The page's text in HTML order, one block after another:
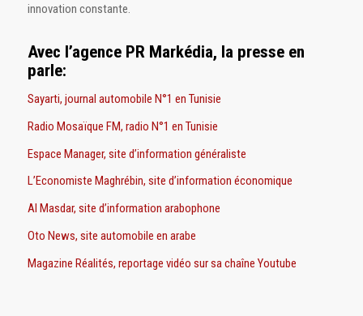
innovation constante.
Avec l’agence PR Markédia, la presse en
parle:
Sayarti, journal automobile N°1 en Tunisie
Radio Mosaïque FM, radio N°1 en Tunisie
Espace Manager, site d’information généraliste
L’Economiste Maghrébin, site d’information économique
Al Masdar, site d’information arabophone
Oto News, site automobile en arabe
Magazine Réalités, reportage vidéo sur sa chaîne Youtube